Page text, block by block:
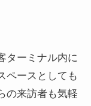
ターミナル内に
ペースとしても
の来訪者も気軽